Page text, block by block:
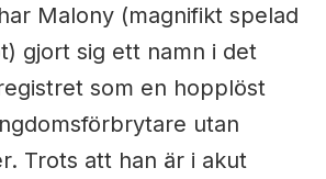
Malony (magnifikt spelad
gjort sig ett namn i det
som en hopplöst
utan
Trots att han är i akut